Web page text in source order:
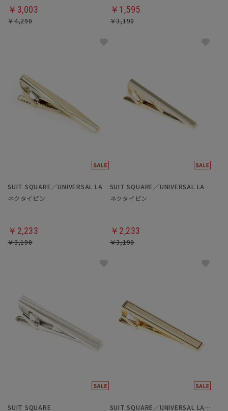
￥3,003
￥4,290
￥1,595
￥3,190
SUIT SQUARE／UNIVERSAL LANGUAGE
ネクタイピン
￥2,233
￥3,190
SUIT SQUARE／UNIVERSAL LANGUAGE
ネクタイピン
￥2,233
￥3,190
SUIT SQUARE SUIT SQUARE／UNIVERSAL LANGUAGE